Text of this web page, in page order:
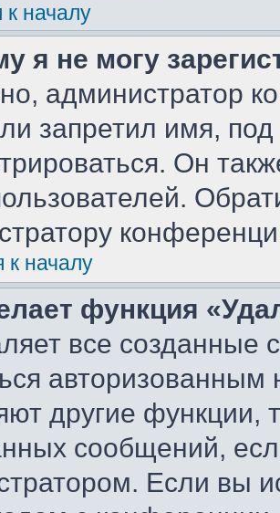
к началу
я не могу
администратор
запретил имя,
Он
к началу
функция
все созданные
другие функции,
сообщений,
Если вы